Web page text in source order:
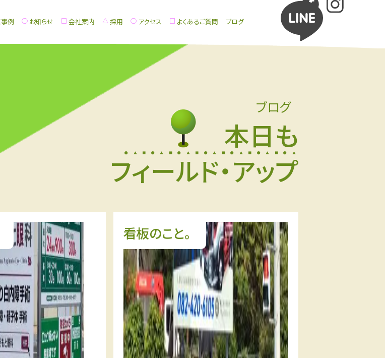
例 お知らせ 会社案内 採用 アクセス よくあるご質問 ブログ
ブログ
本日も
フィールド・アップ
看板のこと。